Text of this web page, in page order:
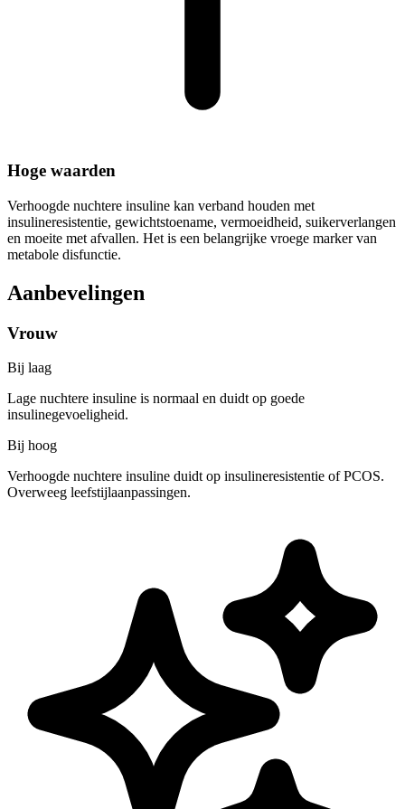
Hoge waarden
Verhoogde nuchtere insuline kan verband houden met
insulineresistentie, gewichtstoename, vermoeidheid, suikerverlangen
en moeite met afvallen. Het is een belangrijke vroege marker van
metabole disfunctie.
Aanbevelingen
Vrouw
Bij laag
Lage nuchtere insuline is normaal en duidt op goede
insulinegevoeligheid.
Bij hoog
Verhoogde nuchtere insuline duidt op insulineresistentie of PCOS.
Overweeg leefstijlaanpassingen.